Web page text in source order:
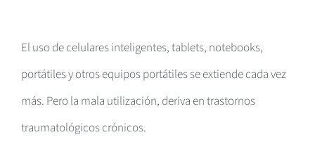
El uso de celulares inteligentes, tablets, notebooks,
portátiles y otros equipos portátiles se extiende cada vez
más. Pero la mala utilización, deriva en trastornos
traumatológicos crónicos.